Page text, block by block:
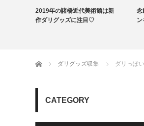
ダリグッズ収集
2019年の諸橋近代美術館は新
作ダリグッズに注目♡
念
ン
ホーム ダリグッズ収集 ダリっぽ
CATEGORY